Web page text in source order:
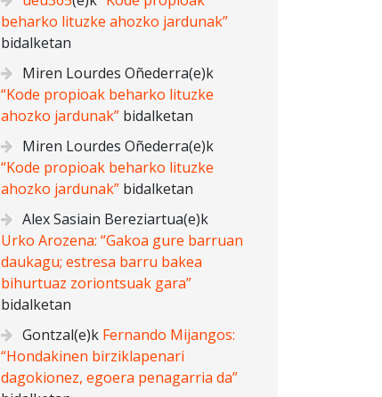
beharko lituzke ahozko jardunak”
bidalketan
Miren Lourdes Oñederra(e)k
“Kode propioak beharko lituzke
ahozko jardunak” bidalketan
Miren Lourdes Oñederra(e)k
“Kode propioak beharko lituzke
ahozko jardunak” bidalketan
Alex Sasiain Bereziartua(e)k
Urko Arozena: “Gakoa gure barruan
daukagu; estresa barru bakea
bihurtuaz zoriontsuak gara”
bidalketan
Gontzal(e)k Fernando Mijangos:
“Hondakinen birziklapenari
dagokionez, egoera penagarria da”